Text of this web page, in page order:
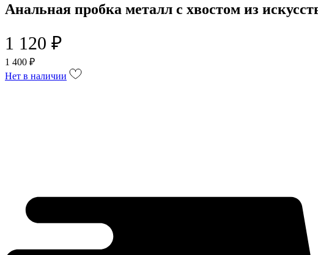
Анальная пробка металл с хвостом из
1 120 ₽
1 400 ₽
Нет в наличии